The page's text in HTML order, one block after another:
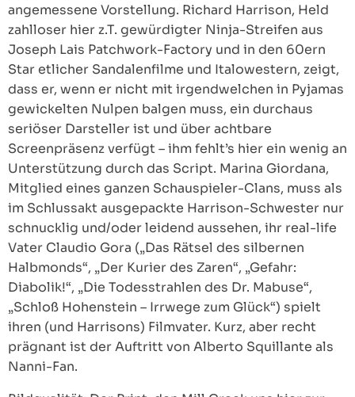
angemessene Vorstellung. Richard Harrison, Held
zahlloser hier z.T. gewürdigter Ninja-Streifen aus
Joseph Lais Patchwork-Factory und in den 60ern
Star etlicher Sandalenfilme und Italowestern, zeigt,
dass er, wenn er nicht mit irgendwelchen in Pyjamas
gewickelten Nulpen balgen muss, ein durchaus
seriöser Darsteller ist und über achtbare
Screenpräsenz verfügt – ihm fehlt’s hier ein wenig an
Unterstützung durch das Script. Marina Giordana,
Mitglied eines ganzen Schauspieler-Clans, muss als
im Schlussakt ausgepackte Harrison-Schwester nur
schnucklig und/oder leidend aussehen, ihr real-life
Vater Claudio Gora („Das Rätsel des silbernen
Halbmonds“, „Der Kurier des Zaren“, „Gefahr:
Diabolik!“, „Die Todesstrahlen des Dr. Mabuse“,
„Schloß Hohenstein – Irrwege zum Glück“) spielt
ihren (und Harrisons) Filmvater. Kurz, aber recht
prägnant ist der Auftritt von Alberto Squillante als
Nanni-Fan.